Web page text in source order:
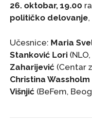
26. oktobar, 19.00
političko delovanje
Učesnice: Maria
Stanković Lori
Zaharijević (Centar
Christina Wassholm
Višnjić (BeFem,